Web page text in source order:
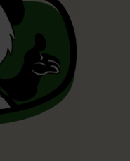
© AdobeStock_479950540